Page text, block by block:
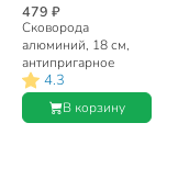
479 ₽
Сковорода
алюминий, 18 см,
антипригарное
покрытие,
HouseLoft, черный
гранит, HL14318
4.3
В корзину